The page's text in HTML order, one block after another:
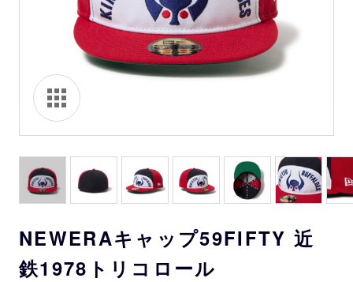
NEWERAキャップ59FIFTY 近
鉄1978トリコロール